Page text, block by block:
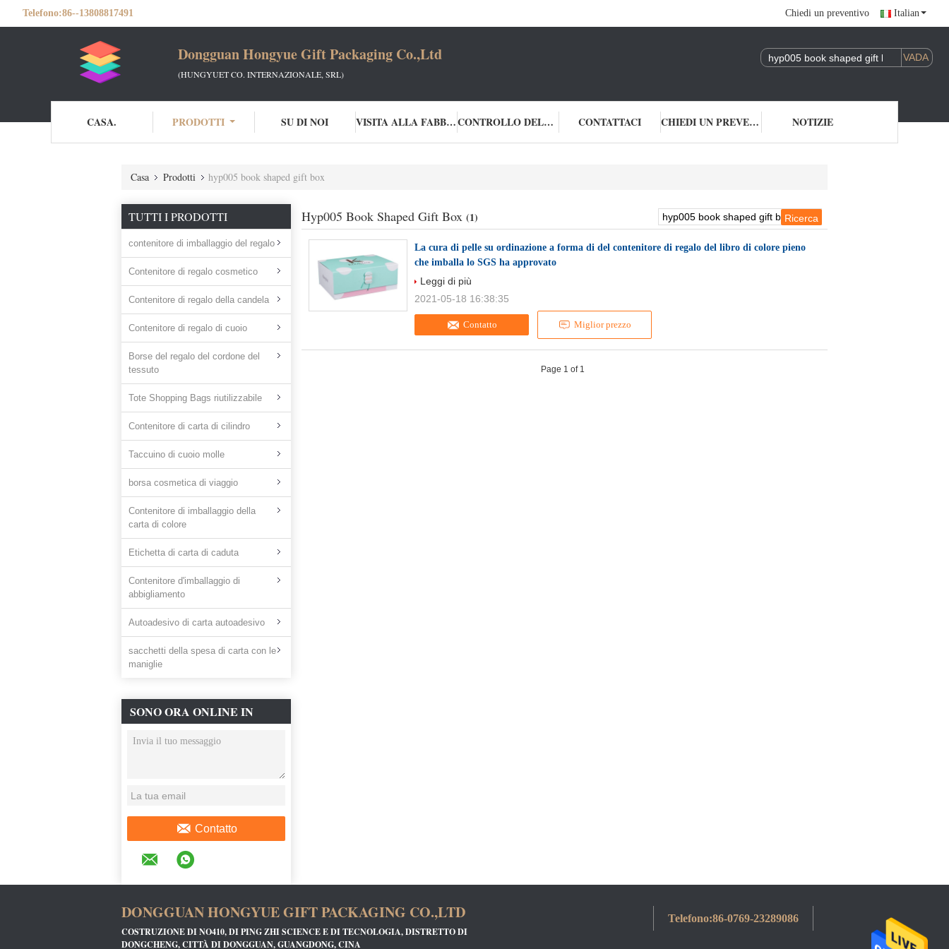
Telefono:86--13808817491 Chiedi un preventivo Italian
Dongguan Hongyue Gift Packaging Co.,Ltd
(HUNGYUET CO. INTERNAZIONALE, SRL)
CASA. PRODOTTI SU DI NOI VISITA ALLA FABBRICA CONTROLLO DELLA QUALITÀ CONTATTACI CHIEDI UN PREVENTIVO NOTIZIE
Casa Prodotti hyp005 book shaped gift box
TUTTI I PRODOTTI
contenitore di imballaggio del regalo
Contenitore di regalo cosmetico
Contenitore di regalo della candela
Contenitore di regalo di cuoio
Borse del regalo del cordone del
tessuto
Tote Shopping Bags riutilizzabile
Contenitore di carta di cilindro
Taccuino di cuoio molle
borsa cosmetica di viaggio
Contenitore di imballaggio della
carta di colore
Etichetta di carta di caduta
Contenitore d'imballaggio di
abbigliamento
Autoadesivo di carta autoadesivo
sacchetti della spesa di carta con le
maniglie
SONO ORA ONLINE IN
CHAT
Contatto
Hyp005 Book Shaped Gift Box (1)
La cura di pelle su ordinazione a forma di del contenitore di regalo del libro di colore pieno
che imballa lo SGS ha approvato
Contatto Miglior prezzo
Leggi di più
2021-05-18 16:38:35
Page 1 of 1
DONGGUAN HONGYUE GIFT PACKAGING CO.,LTD
COSTRUZIONE DI NO410, DI PING ZHI SCIENCE E DI TECNOLOGIA, DISTRETTO DI
DONGCHENG, CITTÀ DI DONGGUAN, GUANGDONG, CINA
Telefono:86-0769-23289086